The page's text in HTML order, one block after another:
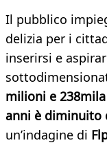
Il pubblico
delizia per i
inserirsi e
milioni e
anni è diminuito
un’indagine di